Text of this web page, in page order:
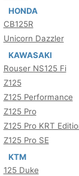
HONDA
CB125R
Unicorn Dazzler
KAWASAKI
Rouser NS125 Fi
Z125
Z125 Performance
Z125 Pro
Z125 Pro KRT
Z125 Pro SE
KTM
125 Duke